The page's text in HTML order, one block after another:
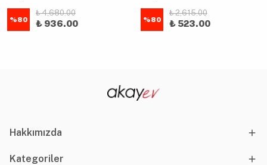
%80
₺ 4,680.00
₺ 936.00 %80
₺ 2,615.00
₺ 523.00
Hakkımızda
Kategoriler